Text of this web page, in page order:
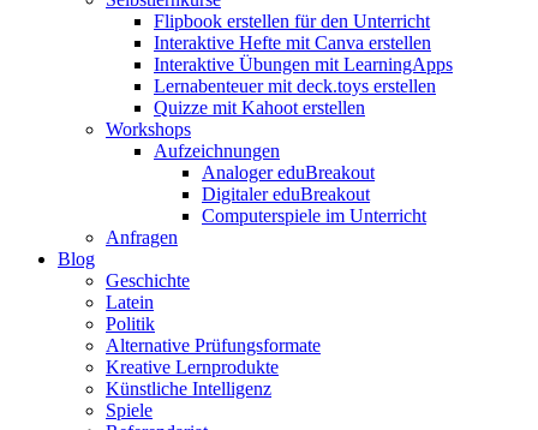
Flipbook erstellen für den Unterricht
Interaktive Hefte mit Canva erstellen
Interaktive Übungen mit LearningApps
Lernabenteuer mit deck.toys erstellen
Quizze mit Kahoot erstellen
Workshops
Aufzeichnungen
Analoger eduBreakout
Digitaler eduBreakout
Computerspiele im Unterricht
Anfragen
Blog
Geschichte
Latein
Politik
Alternative Prüfungsformate
Kreative Lernprodukte
Künstliche Intelligenz
Spiele